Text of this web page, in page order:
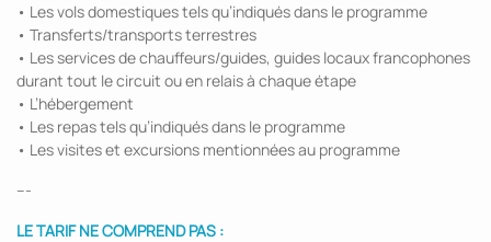
• Les vols domestiques tels qu’indiqués dans le programme
• Transferts/transports terrestres
• Les services de chauffeurs/guides, guides locaux francophones
durant tout le circuit ou en relais à chaque étape
• L’hébergement
• Les repas tels qu’indiqués dans le programme
• Les visites et excursions mentionnées au programme
---
LE TARIF NE COMPREND PAS :